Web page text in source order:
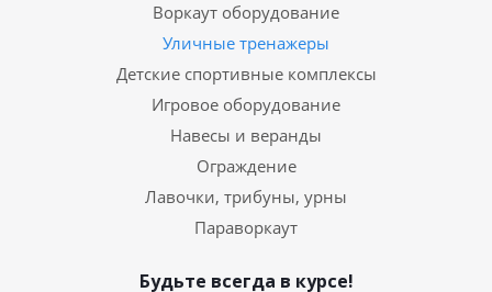
Воркаут оборудование
Уличные тренажеры
Детские спортивные комплексы
Игровое оборудование
Навесы и веранды
Ограждение
Лавочки, трибуны, урны
Параворкаут
Будьте всегда в курсе!